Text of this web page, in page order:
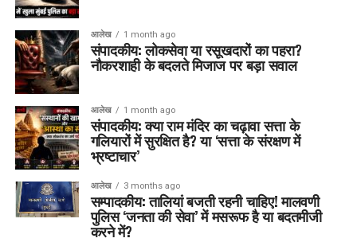
आलेख 1 month ago
संपादकीय: लोकसेवा या रसूखदारों का पहरा?
नौकरशाही के बदलते मिजाज पर बड़ा सवाल
आलेख 1 month ago
संपादकीय: क्या राम मंदिर का चढ़ावा सत्ता के
गलियारों में सुरक्षित है? या ‘सत्ता के संरक्षण में
भ्रष्टाचार’
आलेख 3 months ago
सम्पादकीय: तालियां बजती रहनी चाहिए! मालवणी
पुलिस ‘जनता की सेवा’ में मसरूफ है या बदतमीजी
करने में?